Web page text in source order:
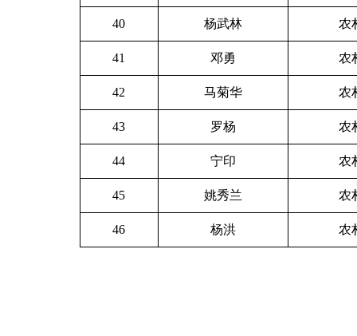
40 杨武林 农
41 邓勇 农
42 马菊华 农
43 罗杨 农
44 宁印 农
45 姚秀兰 农
46 杨洪 农